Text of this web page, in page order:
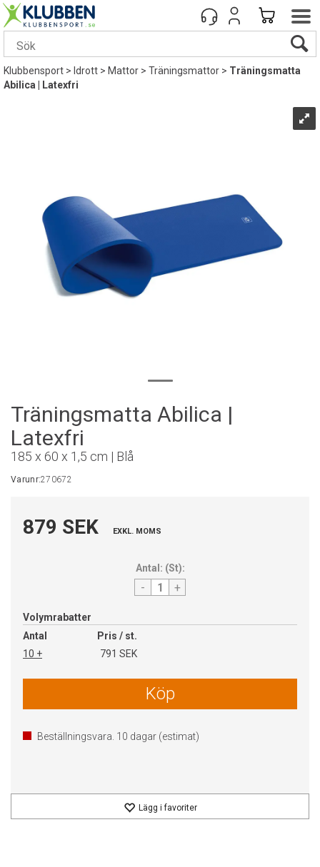
Klubbensport> Idrott>Mattor>Träningsmattor>Träningsmatta
Abilica | Latexfri
Träningsmatta Abilica |
Latexfri
185 x 60 x 1,5 cm | Blå
Varunr:270672
879 SEK EXKL. MOMS
Antal: (St):
- +
Volymrabatter
Antal
Pris / st.
10 +
791 SEK
Köp
Beställningsvara. 10 dagar (estimat)
Lägg i favoriter